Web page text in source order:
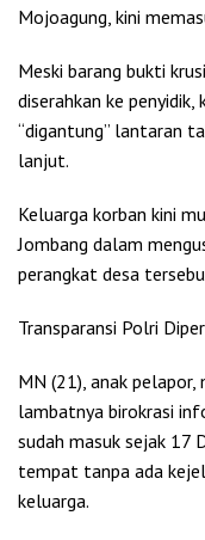
Mojoagung, kini
Meski barang bukti
diserahkan ke
“digantung” lantaran
lanjut.
Keluarga korban kini
Jombang dalam
perangkat desa
Transparansi Polri
MN (21), anak pelapor,
lambatnya birokrasi
sudah masuk sejak 17
tempat tanpa ada
keluarga.